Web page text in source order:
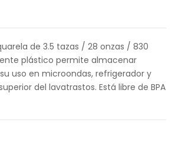
de 3.5 tazas / 28 onzas / 830
plástico permite almacenar
uso en microondas, refrigerador y
del lavatrastos. Está libre de BPA